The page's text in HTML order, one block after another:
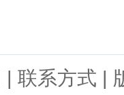
| 联系方式 |